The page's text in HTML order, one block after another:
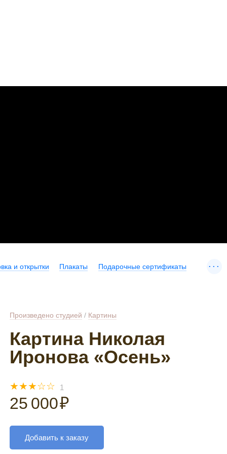
и открытки Плакаты Подарочные сертификаты ...
Произведено студией / Картины
Картина Николая
Иронова «Осень»
☆
☆
☆
☆
☆ 1
25 000₽
Добавить к заказу